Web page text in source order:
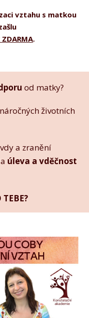
vztahu s matkou
.
od matky?
životních
a zranění
úleva a vděčnost
TEBE?